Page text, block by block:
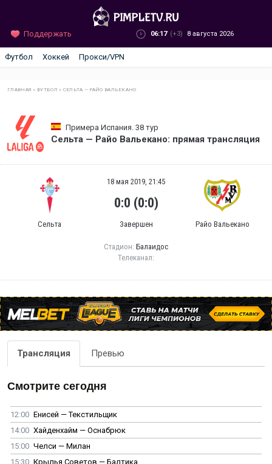
Поддержать 06:17 (+3) 8 августа 2026
Футбол Хоккей Прокси/VPN
ГЛАВНАЯ »ФУТБОЛ » СЕЛЬТА — РАЙО ВАЛЬЕКАНО
Примера Испания. 38 тур
Сельта — Райо Вальекано: прямая трансляция
Сельта
18 мая 2019, 21:45
0:0 (0:0)
Завершен Райо Вальекано
Стадион: Балаидос
Телеканал:
Трансляция Превью
Смотрите сегодня
12:00 Енисей — Текстильщик
14:00 Хайденхайм — Оснабрюк
15:00 Челси — Милан
15:30 Крылья Советов — Балтика